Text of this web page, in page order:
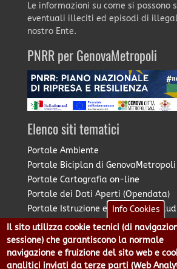
Le informazioni su come si possono
eventuali illeciti ed episodi di
nostro Ente.
PNRR per GenovaMetropoli
Elenco siti tematici
Portale Ambiente
Portale Biciplan di GenovaMetropoli
Portale Cartografia on-line
Portale dei Dati Aperti (Opendata)
Portale Istruzione e Diritto allo
Portale Marketing Territoriale
Portale Piano Strategico
Portale PUMS di GenovaMetropoli
Info Cookies
Il sito utilizza cookie tecnici (di
sessione) che garantiscono la normale
navigazione e fruizione del sito web e
analitici inviati da terze parti (Web